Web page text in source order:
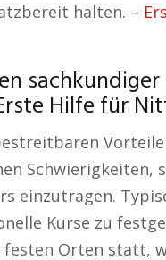
halten. –
Hilfe für
Schwierigkeiten,
einzutragen.
Kurse zu
festen Orten statt,